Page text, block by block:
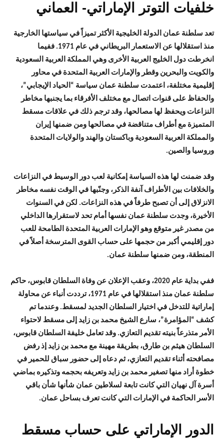
خلفيات التوتر الإماراتي- العماني
تعد سلطنة عمان الدولة الخليجية الأكثر تميزاً في سياستها الخارجية
منذ استقلالها عن الاستعمار البريطاني في عام 1971. ففيما
انخرطت دول الخليج العربية الأخرى وهي المملكة العربية السعودية
والكويت والبحرين وقطر والإمارات العربية المتحدة في محاور
إقليمية مختلفة، اعتمدت سلطنة عمان سياسة “الحياد الإيجابي”،
والحفاظ على قنوات اتصال مع مختلف الأفرقاء بما يجنبها مخاطر
النزاعات ويحفظ لها مصالحها، وقد ترجم ذلك في علاقات مسقط
المتميزة مع أطراف متناقضة في مصالحها ومن ضمنها إيران
والمملكة العربية السعودية وباكستان والهند والولايات المتحدة
وروسيا والصين.
وقد ضمنت لها هذه السياسة إمكانية لعب دور الوسيط في النزاعات
والخلافات بين الأطراف آنفة الذكر، وجنّبها في الوقت نفسه مخاطر
الانزلاق إلى أن تصبح طرفاً في هذه النزاعات. لكن في السنوات
الأخيرة، وجدت سلطنة عمان نفسها أمام تحد لاستقرارها الداخلي
من مصدر غير متوقع وهو الإمارات العربية المتحدة الطامحة للعب
دور إقليمي أكبر من حجمها على حساب القوى المترسخة أصلاً في
المنطقة، ومن ضمنها سلطنة عمان.
ففي بداية عام 2020، وعقب الإعلان عن وفاة السلطان قابوس، حاكم
سلطنة عمان منذ استقلالها في عام 1971، ترددت أنباء عن محاولة
إماراتية للتدخل في اختيار السلطان الجديد لمسقط. وعندما تم
كشف “المؤامرة”، سارع الشيخ محمد بن زايد إلى مسقط لاحتواء
الأمر متذرعاً بنيته تقديم التعازي. وقد تعامل خليفة السلطان قابوس،
السلطان هيثم بن طارق، بطريقة مهينة مع محمد بن زايد إذ رفض
مصافحته أثناء تقديم التعازي، ثم دعاه إلى حضور سباق للحمير في
خطوة أراد منها تصغير محمد بن زايد وتعريفه بحجمه وتذكيره بماضي
أسرة آل نهيان التي كانت تابعة لسلاطين عمان شأنها شأن باقي
الأسر الحاكمة في الإمارات التي كانت تعرف بساحل عمان.
الدور الإماراتي على حساب مسقط